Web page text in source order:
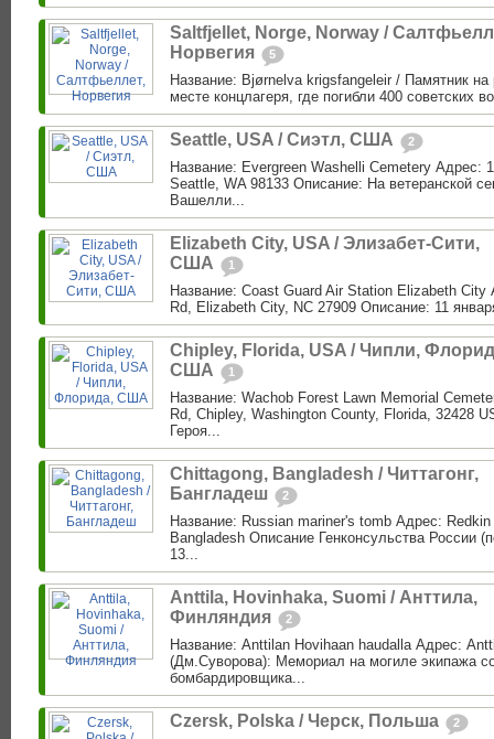
Saltfjellet, Norge, Norway /
Норвегия
5
Название: Bjørnelva krigsfangeleir / Памятник на
месте концлагеря, где погибли 400 советских
Seattle, USA / Сиэтл, США 2
Название: Evergreen Washelli Cemetery Адрес:
Seattle, WA 98133 Описание: На ветеранской
Вашелли...
Elizabeth City, USA / Элизабет-Сити,
США
1
Название: Coast Guard Air Station Elizabeth
Rd, Elizabeth City, NC 27909 Описание: 11
Chipley, Florida, USA / Чипли,
США
1
Название: Wachob Forest Lawn Memorial
Rd, Chipley, Washington County, Florida, 32428
Героя...
Chittagong, Bangladesh / Читтагонг,
Бангладеш
2
Название: Russian mariner's tomb Адрес:
Bangladesh Описание Генконсульства России
13...
Anttila, Hovinhaka, Suomi / Анттила,
Финляндия
2
Название: Anttilan Hovihaan haudalla Адрес:
(Дм.Суворова): Мемориал на могиле экипажа
бомбардировщика...
Czersk, Polska / Черск, Польша 2